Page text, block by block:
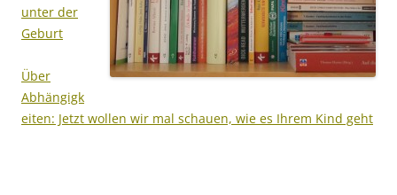
unter der
Geburt
Über
Abhängigk
eiten: Jetzt wollen wir mal schauen, wie es Ihrem Kind geht